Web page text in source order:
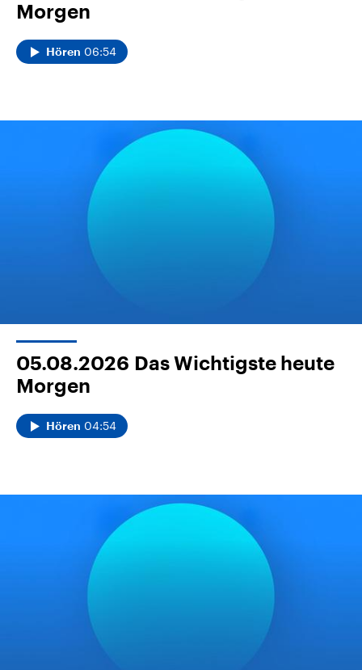
Morgen
Hören 06:54
05.08.2026 Das Wichtigste heute
Morgen
Hören 04:54